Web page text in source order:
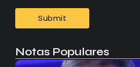
Notas Populares